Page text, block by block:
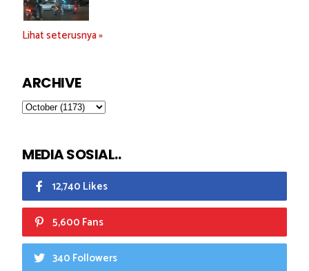
Lihat seterusnya »
ARCHIVE
MEDIA SOSIAL..
12,740 Likes
5,600 Fans
340 Followers